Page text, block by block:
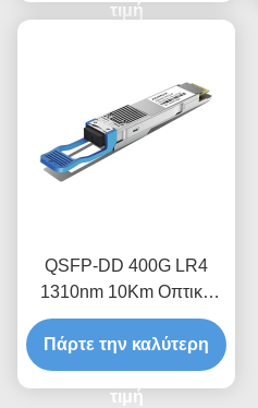
τιμή
QSFP-DD 400G LR4
1310nm 10Km Οπτική
μονάδα δέκτη
Πάρτε την καλύτερη
τιμή